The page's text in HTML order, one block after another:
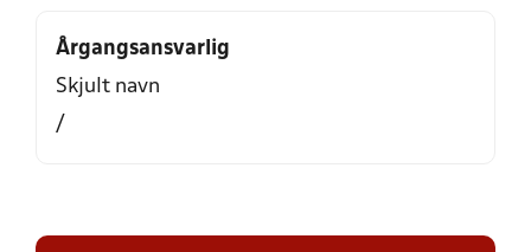
Årgangsansvarlig
Skjult navn
/